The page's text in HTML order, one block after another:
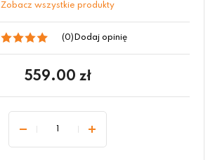
Zobacz wszystkie produkty
(0) Dodaj opinię
559.00 zł